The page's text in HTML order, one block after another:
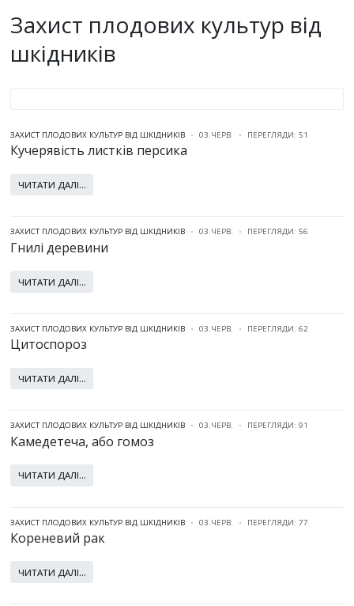
Захист плодових культур від
шкідників
ЗАХИСТ ПЛОДОВИХ КУЛЬТУР ВІД ШКІДНИКІВ 03.ЧЕРВ. ПЕРЕГЛЯДИ: 51
Кучерявість листків персика
ЧИТАТИ ДАЛІ...
ЗАХИСТ ПЛОДОВИХ КУЛЬТУР ВІД ШКІДНИКІВ 03.ЧЕРВ. ПЕРЕГЛЯДИ: 56
Гнилі деревини
ЧИТАТИ ДАЛІ...
ЗАХИСТ ПЛОДОВИХ КУЛЬТУР ВІД ШКІДНИКІВ 03.ЧЕРВ. ПЕРЕГЛЯДИ: 62
Цитоспороз
ЧИТАТИ ДАЛІ...
ЗАХИСТ ПЛОДОВИХ КУЛЬТУР ВІД ШКІДНИКІВ 03.ЧЕРВ. ПЕРЕГЛЯДИ: 91
Камедетеча, або гомоз
ЧИТАТИ ДАЛІ...
ЗАХИСТ ПЛОДОВИХ КУЛЬТУР ВІД ШКІДНИКІВ 03.ЧЕРВ. ПЕРЕГЛЯДИ: 77
Кореневий рак
ЧИТАТИ ДАЛІ...